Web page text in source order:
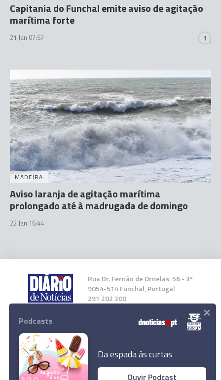
Capitania do Funchal emite aviso de agitação
marítima forte
21 Jan 07:57 1
MADEIRA
Aviso laranja de agitação marítima
prolongado até à madrugada de domingo
22 Jan 16:44
Rua Dr. Fernão de Ornelas, 56 - 3º
9054-514 Funchal, Portugal
291 202 300
Instale a nossa App
Podcasts
Da espada às curtas
Ouvir Podcast
×